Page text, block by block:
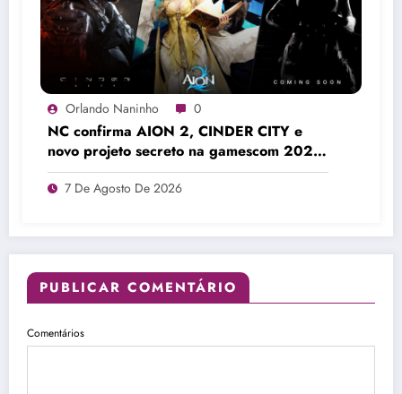
Orlando Naninho 0
NC confirma AION 2, CINDER CITY e
novo projeto secreto na gamescom 2026
Colônia
7 De Agosto De 2026
PUBLICAR COMENTÁRIO
Comentários